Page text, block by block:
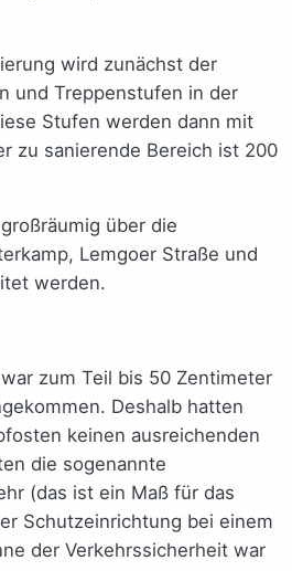
wird zunächst der
und Treppenstufen in der
Stufen werden dann mit
zu sanierende Bereich ist 200
über die
Lemgoer Straße und
werden.
zum Teil bis 50 Zentimeter
Deshalb hatten
keinen ausreichenden
die sogenannte
(das ist ein Maß für das
Schutzeinrichtung bei einem
der Verkehrssicherheit war